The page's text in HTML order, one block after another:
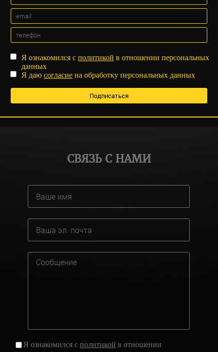
Я ознакомился сполитикой в отношении персональных
данных
Я даюсогласие на обработку персональных данных
СВЯЗЬ С НАМИ
Я ознакомился сполитикой в отношении